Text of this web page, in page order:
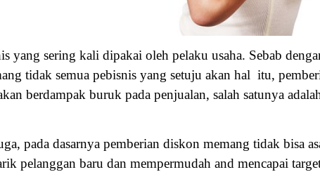
yang sering kali dipakai oleh pelaku usaha. Sebab
tidak semua pebisnis yang setuju akan hal itu,
berdampak buruk pada penjualan, salah satunya
pada dasarnya pemberian diskon memang tidak bisa
pelanggan baru dan mempermudah and mencapai